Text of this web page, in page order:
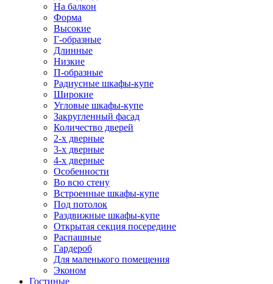
На балкон
Форма
Высокие
Г-образные
Длинные
Низкие
П-образные
Радиусные шкафы-купе
Широкие
Угловые шкафы-купе
Закругленный фасад
Количество дверей
2-х дверные
3-х дверные
4-х дверные
Особенности
Во всю стену
Встроенные шкафы-купе
Под потолок
Раздвижные шкафы-купе
Открытая секция посередине
Распашные
Гардероб
Для маленького помещения
Эконом
Гостиные